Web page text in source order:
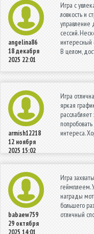
angelina86
18 декабря
2025 22:01
Игра с
ловкость и
управление
сессий.
интересный
В целом,
armish12218
12 ноября
2025 15:02
Игра
яркая
интереса.
babaew759
29 октября
Игра
геймплеем.
награды
большего
отличный